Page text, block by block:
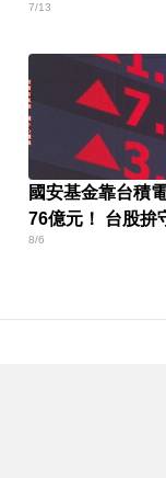
7/13
國安基金靠台積
76億元！ 台股拚
8/6